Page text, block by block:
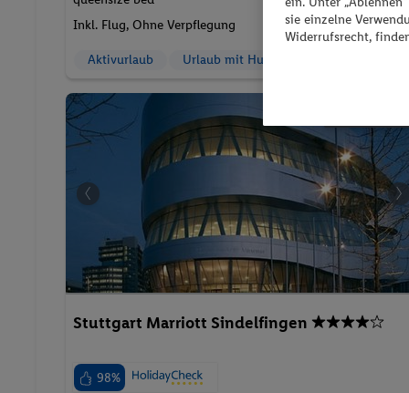
Inkl. Flug, Ohne Verpflegung
2 Pers. / 5 Nächte
/ 884 € Gesamt
Aktivurlaub Urlaub mit Hund
Stuttgart Marriott Sindelfingen
98%
sie einzelne
Widerrufsrecht,